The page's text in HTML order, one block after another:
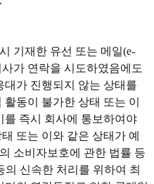
기재한 유선 또는 메일(e-
가 연락을 시도하였음에도
대가 진행되지 않는 상태를
동이 불가한 상태 또는 이
를 즉시 회사에 통보하여야
또는 이와 같은 상태가 예
소비자보호에 관한 법률 등
신속한 처리를 위하여 최